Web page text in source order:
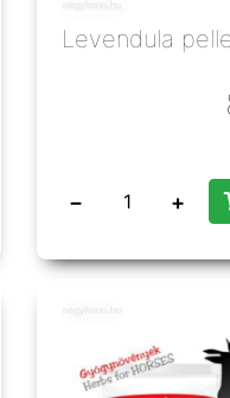
Levendula
− +